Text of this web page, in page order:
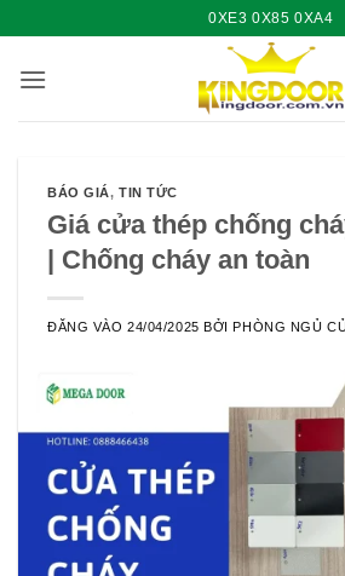
nội
0XE3 0X85 0XA4
BÁO GIÁ,TIN TỨC
Giá cửa thép chống
| Chống cháy an toàn
ĐĂNG VÀO24/04/2025 BỞIPHÒNG NGỦ